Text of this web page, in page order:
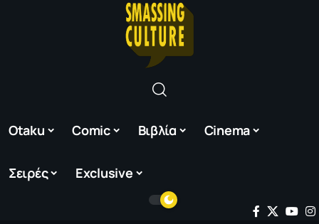
Otaku Comic Βιβλία Cinema
Σειρές Exclusive